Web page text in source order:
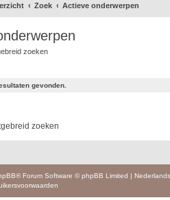
Zoek Actieve onderwerpen
zoeken
gevonden.
zoeken
® Forum Software © phpBB Limited |